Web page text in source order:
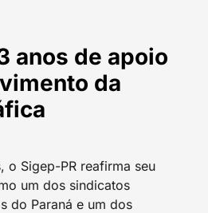
anos de apoio
da
o Sigep-PR reafirma seu
um dos sindicatos
do Paraná e um dos